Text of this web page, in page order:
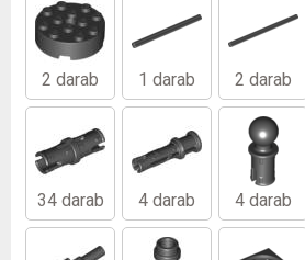
2 darab 1 darab 2 darab
34 darab 4 darab 4 darab